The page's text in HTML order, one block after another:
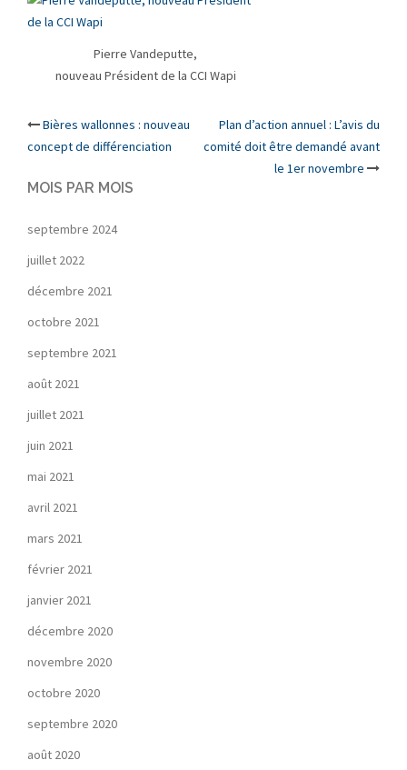
Pierre Vandeputte,
nouveau Président de la CCI Wapi
Post
navigation
Bières wallonnes : nouveau
concept de différenciation
Plan d’action annuel : L’avis du
comité doit être demandé avant
le 1er novembre
MOIS PAR MOIS
septembre 2024
juillet 2022
décembre 2021
octobre 2021
septembre 2021
août 2021
juillet 2021
juin 2021
mai 2021
avril 2021
mars 2021
février 2021
janvier 2021
décembre 2020
novembre 2020
octobre 2020
septembre 2020
août 2020